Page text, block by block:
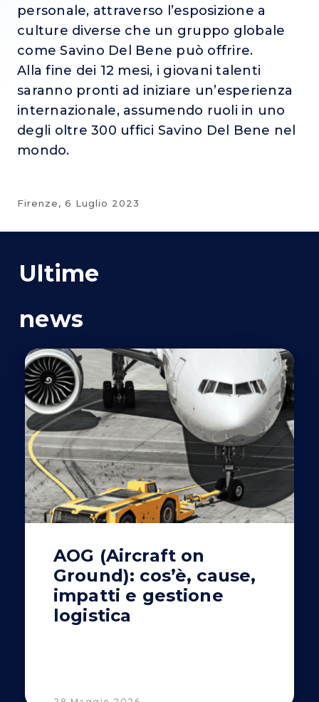
personale, attraverso l’esposizione a
culture diverse che un gruppo globale
come Savino Del Bene può offrire.
Alla fine dei 12 mesi, i giovani talenti
saranno pronti ad iniziare un’esperienza
internazionale, assumendo ruoli in uno
degli oltre 300 uffici Savino Del Bene nel
mondo.
Firenze, 6 Luglio 2023
Ultime
news
AOG (Aircraft on
Ground): cos’è, cause,
impatti e gestione
logistica